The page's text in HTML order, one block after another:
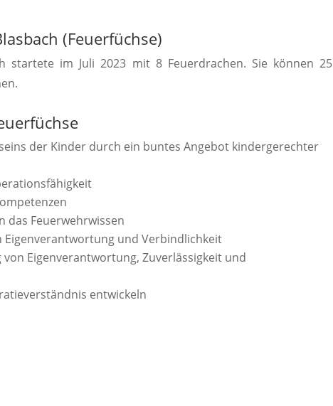
(Feuerfüchse)
startete im Juli 2023 mit 8 Feuerdrachen. Sie können 25
der Kinder durch ein buntes Angebot kindergerechter
das Feuerwehrwissen
Eigenverantwortung und Verbindlichkeit
Eigenverantwortung, Zuverlässigkeit und
entwickeln